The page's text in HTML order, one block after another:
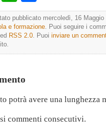
pubblicato mercoledì, 16 Maggio
e formazione. Puoi seguire i
RSS 2.0. Puoi inviare un
potrà avere una lunghezza
commenti consecutivi.